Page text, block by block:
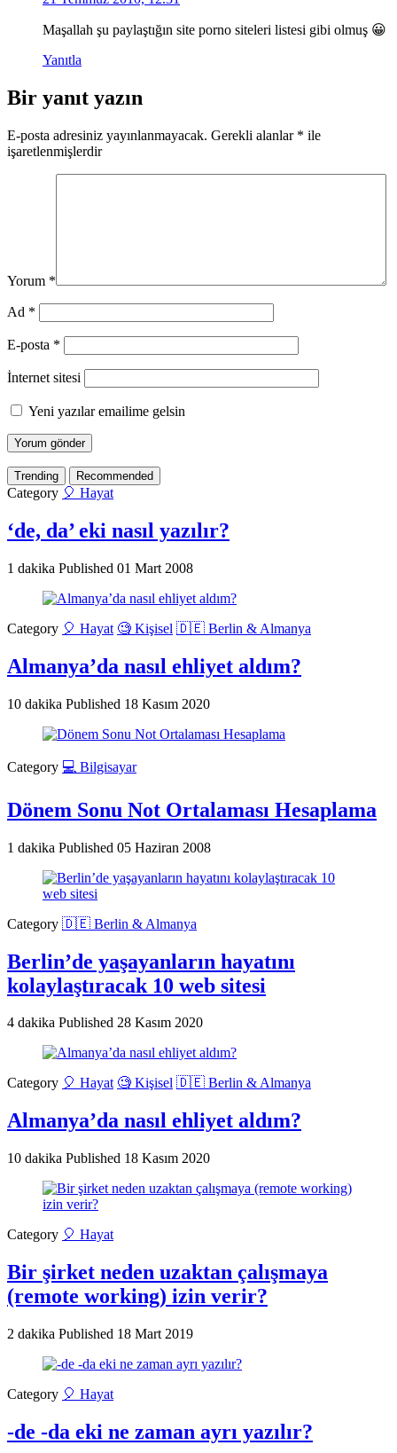
Maşallah şu paylaştığın site porno siteleri listesi gibi olmuş 😀
Yanıtla
Bir yanıt yazın
E-posta adresiniz yayınlanmayacak. Gerekli alanlar * ile
işaretlenmişlerdir
Yorum *
Ad *
E-posta *
İnternet sitesi
Yeni yazılar emailime gelsin
Trending Recommended
Category 🎈 Hayat
‘de, da’ eki nasıl yazılır?
1 dakika Published 01 Mart 2008
Category 🎈 Hayat 🧐 Kişisel 🇩🇪 Berlin & Almanya
Almanya’da nasıl ehliyet aldım?
10 dakika Published 18 Kasım 2020
Category 💻 Bilgisayar
Dönem Sonu Not Ortalaması Hesaplama
1 dakika Published 05 Haziran 2008
Category 🇩🇪 Berlin & Almanya
Berlin’de yaşayanların hayatını
kolaylaştıracak 10 web sitesi
4 dakika Published 28 Kasım 2020
Category 🎈 Hayat 🧐 Kişisel 🇩🇪 Berlin & Almanya
Almanya’da nasıl ehliyet aldım?
10 dakika Published 18 Kasım 2020
Category 🎈 Hayat
Bir şirket neden uzaktan çalışmaya
(remote working) izin verir?
2 dakika Published 18 Mart 2019
Category 🎈 Hayat
-de -da eki ne zaman ayrı yazılır?